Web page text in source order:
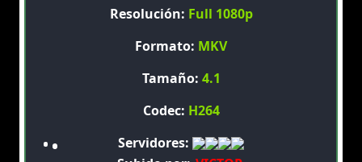
Resolución: Full 1080p
Formato: MKV
Tamaño: 4.1
Codec: H264
Servidores: